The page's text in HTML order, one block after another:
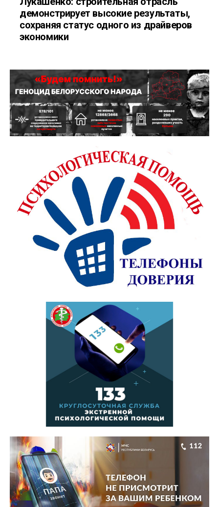
демонстрирует высокие результаты,
сохраняя статус одного из драйверов
экономики